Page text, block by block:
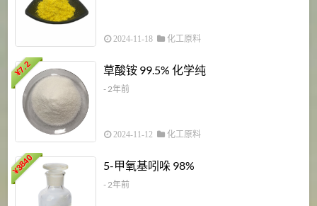
2024-11-18 化工原料
¥
7.2 草酸铵 99.5% 化学纯
- 2年前
2024-11-12 化工原料
¥
3840 5-甲氧基吲哚 98%
- 2年前